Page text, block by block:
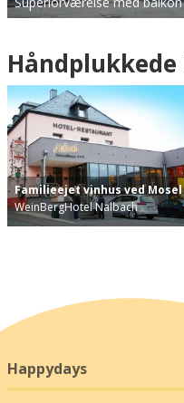
Familieejet vinhus ved Mosel
WeinBergHotel Nalbach
Happydays